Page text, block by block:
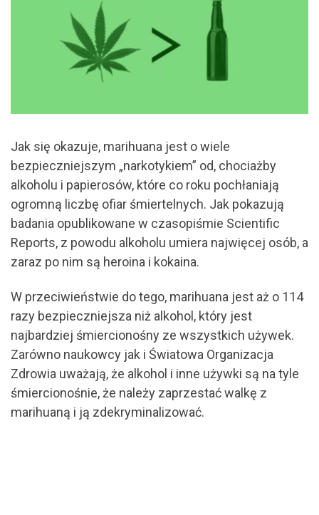
Jak się okazuje, marihuana jest o wiele
bezpieczniejszym „narkotykiem” od, chociażby
alkoholu i papierosów, które co roku pochłaniają
ogromną liczbę ofiar śmiertelnych. Jak pokazują
badania opublikowane w czasopiśmie Scientific
Reports, z powodu alkoholu umiera najwięcej osób, a
zaraz po nim są heroina i kokaina.
W przeciwieństwie do tego, marihuana jest aż o 114
razy bezpieczniejsza niż alkohol, który jest
najbardziej śmiercionośny ze wszystkich używek.
Zarówno naukowcy jak i Światowa Organizacja
Zdrowia uważają, że alkohol i inne używki są na tyle
śmiercionośnie, że należy zaprzestać walkę z
marihuaną i ją zdekryminalizować.